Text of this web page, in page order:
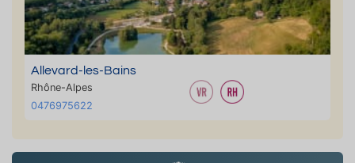
Allevard-les-Bains
Rhône-Alpes
0476975622